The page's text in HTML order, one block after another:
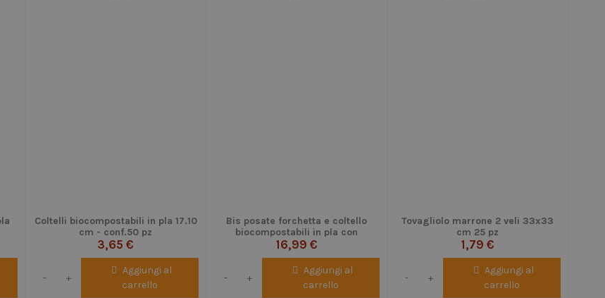
Coltelli biocompostabili in pla 17.10
cm - conf.50 pz
3,65 €
- +
Aggiungi al
carrello
Bis posate forchetta e coltello
biocompostabili in pla con
tovagliolo - conf.100 pz
16,99 €
- +
Aggiungi al
carrello
Tovagliolo marrone 2 veli 33x33
cm 25 pz
1,79 €
- +
Aggiungi al
carrello